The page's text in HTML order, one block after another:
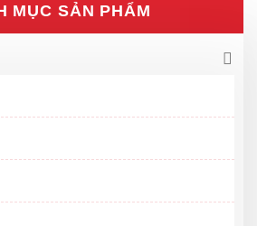
MỤC SẢN PHẨM